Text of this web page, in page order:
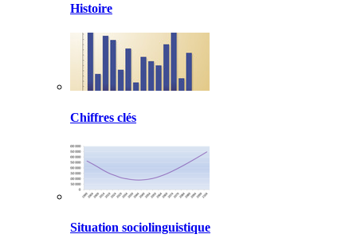
Histoire
Chiffres clés
Situation sociolinguistique